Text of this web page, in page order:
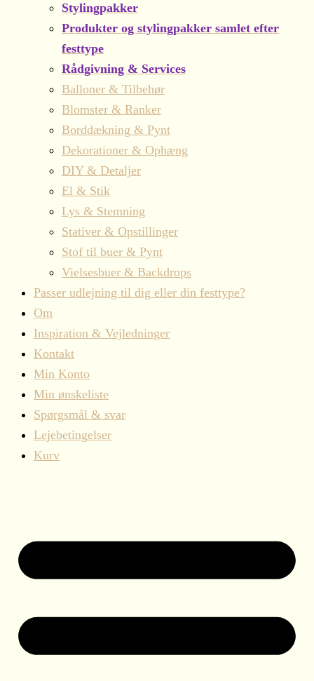
Stylingpakker
Produkter og stylingpakker samlet efter
festtype
Rådgivning & Services
Balloner & Tilbehør
Blomster & Ranker
Borddækning & Pynt
Dekorationer & Ophæng
DIY & Detaljer
El & Stik
Lys & Stemning
Stativer & Opstillinger
Stof til buer & Pynt
Vielsesbuer & Backdrops
Passer udlejning til dig eller din festtype?
Om
Inspiration & Vejledninger
Kontakt
Min Konto
Min ønskeliste
Spørgsmål & svar
Lejebetingelser
Kurv